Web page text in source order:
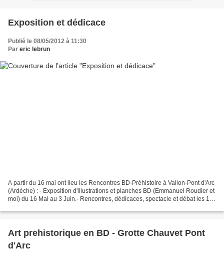
Exposition et dédicace
Publié le 08/05/2012 à 11:30
Par eric lebrun
A partir du 16 mai ont lieu les Rencontres BD-Préhistoire à Vallon-Pont d'Arc
(Ardèche) : - Exposition d'illustrations et planches BD (Emmanuel Roudier et
moi) du 16 Mai au 3 Juin.- Rencontres, dédicaces, spectacle et débat les 18-
Art prehistorique en BD - Grotte Chauvet Pont
d'Arc